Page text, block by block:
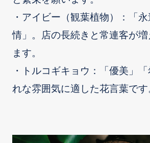
・アイビー（観葉植物）：「
情」。店の長続きと常連客が
ます。
・トルコギキョウ：「優美」
れな雰囲気に適した花言葉です